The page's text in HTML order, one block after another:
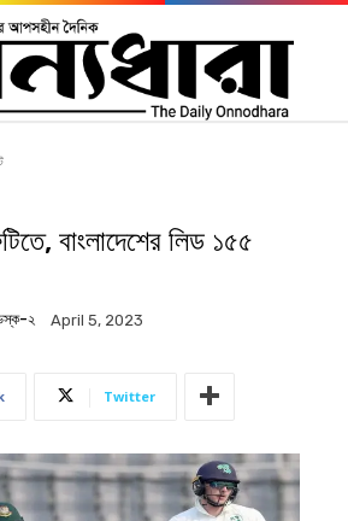
বাংলাদেশের লিড ১৫৫
২ April 5, 2023
Twitter